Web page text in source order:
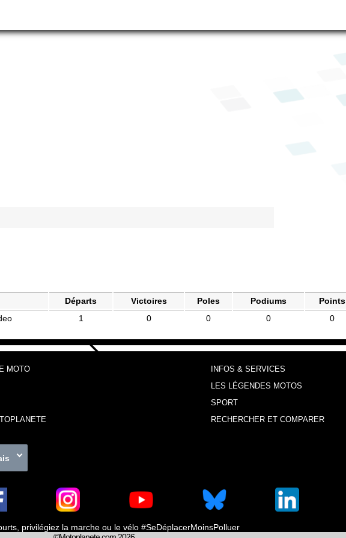
Départs Victoires Poles Podiums Points
1 0 0 0 0
MOTO
INFOS & SERVICES
LES LÉGENDES MOTOS
SPORT
RECHERCHER ET COMPARER
privilégiez la marche ou le vélo #SeDéplacerMoinsPolluer